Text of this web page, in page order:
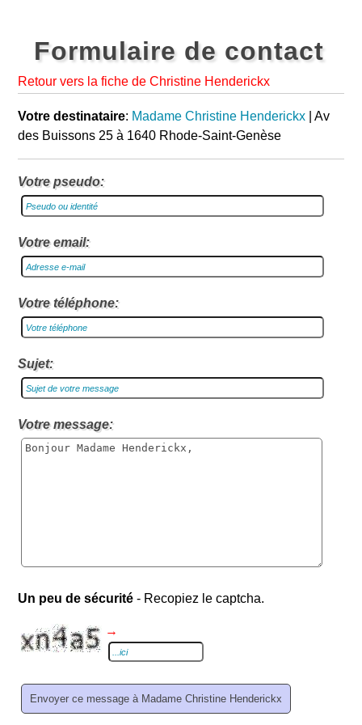
Formulaire de contact
Retour vers la fiche de Christine Henderickx
Votre destinataire: Madame Christine Henderickx | Av
des Buissons 25 à 1640 Rhode-Saint-Genèse
Votre pseudo:
Votre email:
Votre téléphone:
Sujet:
Votre message:
Un peu de sécurité - Recopiez le captcha.
→